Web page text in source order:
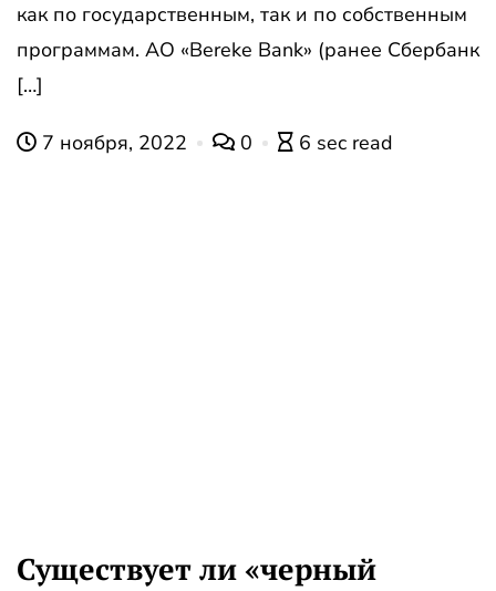
как по государственным, так и по собственным
программам. АО «Bereke Bank» (ранее Сбербанк
[…]
7 ноября, 2022 0 6 sec read
Существует ли «черный